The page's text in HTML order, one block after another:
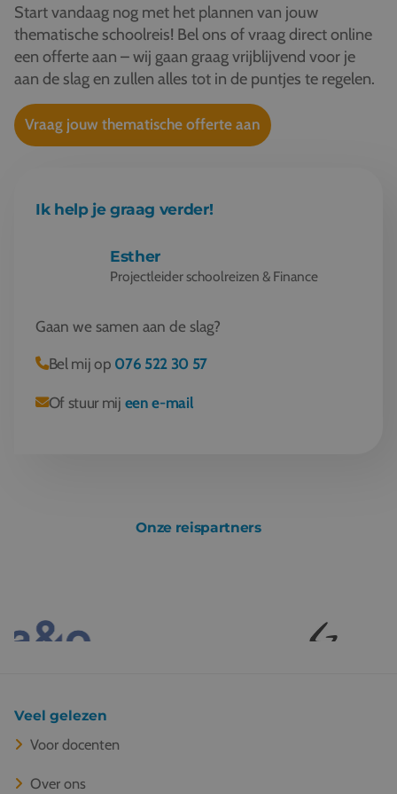
Start vandaag nog met het plannen van jouw
thematische schoolreis! Bel ons of vraag direct online
een offerte aan – wij gaan graag vrijblijvend voor je
aan de slag en zullen alles tot in de puntjes te regelen.
Vraag jouw thematische offerte aan
Ik help je graag verder!
Esther
Projectleider schoolreizen & Finance
Gaan we samen aan de slag?
Bel mij op 076 522 30 57
Of stuur mij een e-mail
Onze reispartners
Veel gelezen
Voor docenten
Over ons